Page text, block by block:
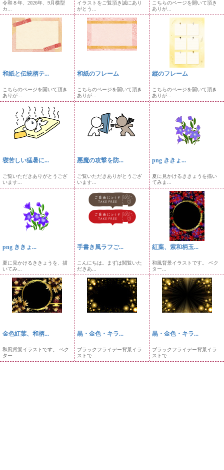
令和８年、2026年、9月横型
カ...
イラストをご覧頂き誠にあり
がとう...
こちらのページを開いて頂き
ありが...
和紙と伝統柄テ...
こちらのページを開いて頂き
ありが...
和紙のフレーム
こちらのページを開いて頂き
ありが...
縦のフレーム
こちらのページを開いて頂き
ありが...
寝苦しい猛暑に...
ご覧いただきありがとうござ
います...
悪魔の攻撃を防...
ご覧いただきありがとうござ
います...
png ききょ...
夏に見かけるききょうを描い
てみま...
png ききょ...
夏に見かけるききょうを、描
いてみ...
手書き風ラフご...
こんにちは。まずは閲覧いた
だきあ...
紅葉、紫和柄玉...
和風背景イラストです。 ベク
ター...
金色紅葉、和柄...
和風背景イラストです。 ベク
ター...
黒・金色・キラ...
ブラックフライデー背景イラ
ストで...
黒・金色・キラ...
ブラックフライデー背景イラ
ストで...